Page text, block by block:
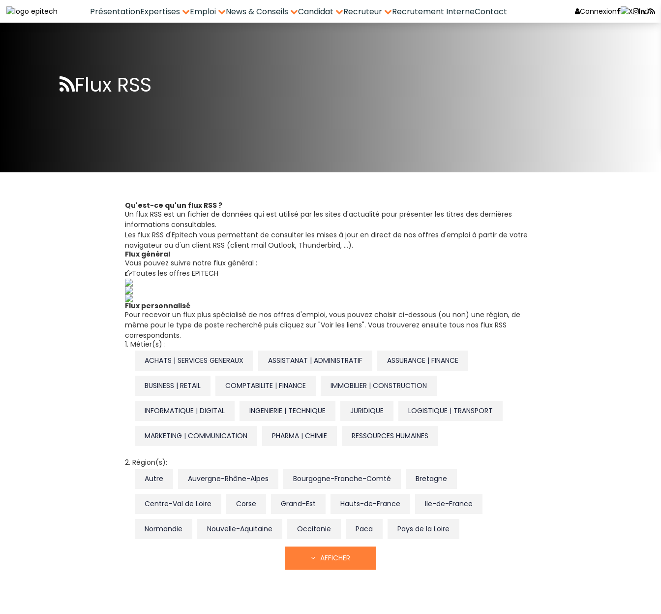
PrésentationExpertises Emploi News & Conseils Candidat Recruteur Recrutement InterneContact Connexion
Flux RSS
Qu'est-ce qu'un flux RSS ?
Un flux RSS est un fichier de données qui est utilisé par les sites d'actualité pour présenter les titres des dernières
informations consultables.
Les flux RSS d'Epitech vous permettent de consulter les mises à jour en direct de nos offres d'emploi à partir de votre
navigateur ou d'un client RSS (client mail Outlook, Thunderbird, ...).
Flux général
Vous pouvez suivre notre flux général :
Toutes les offres EPITECH
Flux personnalisé
Pour recevoir un flux plus spécialisé de nos offres d'emploi, vous pouvez choisir ci-dessous (ou non) une région, de
même pour le type de poste recherché puis cliquez sur "Voir les liens". Vous trouverez ensuite tous nos flux RSS
correspondants.
1. Métier(s) :
ACHATS | SERVICES GENERAUX
ASSISTANAT | ADMINISTRATIF ASSURANCE | FINANCE
BUSINESS | RETAIL COMPTABILITE | FINANCE IMMOBILIER | CONSTRUCTION
INFORMATIQUE | DIGITAL INGENIERIE | TECHNIQUE JURIDIQUE LOGISTIQUE | TRANSPORT
MARKETING | COMMUNICATION PHARMA | CHIMIE RESSOURCES HUMAINES
2. Région(s):
Autre
Auvergne-Rhône-Alpes Bourgogne-Franche-Comté Bretagne
Centre-Val de Loire Corse Grand-Est Hauts-de-France Ile-de-France
Normandie Nouvelle-Aquitaine Occitanie Paca Pays de la Loire
AFFICHER